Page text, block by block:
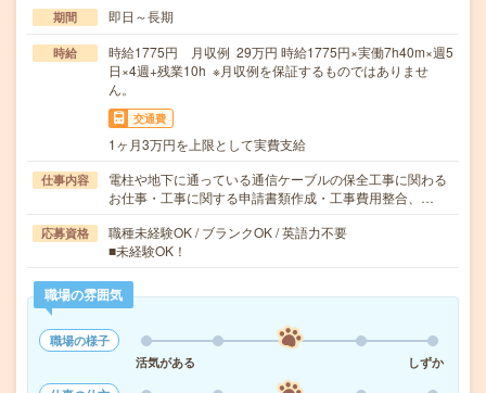
期間 即日～長期
時給
時給1775円 月収例 29万円 時給1775円×実働7h40m×週5
日×4週+残業10h ※月収例を保証するものではありませ
ん。
交通費
1ヶ月3万円を上限として実費支給
仕事内容
電柱や地下に通っている通信ケーブルの保全工事に関わる
お仕事・工事に関する申請書類作成・工事費用整合、…
応募資格
職種未経験OK / ブランクOK / 英語力不要
■未経験OK！
職場の雰囲気
職場の様子
活気がある
しずか